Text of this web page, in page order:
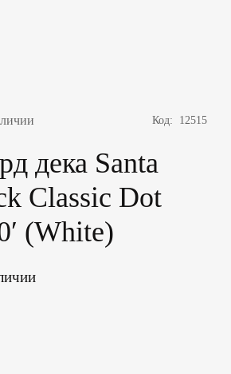
Код: 12515
дека Santa
Classic Dot
(White)